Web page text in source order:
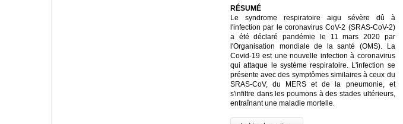
RÉSUMÉ
Le syndrome respiratoire aigu sévère dû à
l'infection par le coronavirus CoV-2 (SRAS-CoV-2)
a été déclaré pandémie le 11 mars 2020 par
l'Organisation mondiale de la santé (OMS). La
Covid-19 est une nouvelle infection à coronavirus
qui attaque le système respiratoire. L'infection se
présente avec des symptômes similaires à ceux du
SRAS-CoV, du MERS et de la pneumonie, et
s'infiltre dans les poumons à des stades ultérieurs,
entraînant une maladie mortelle.